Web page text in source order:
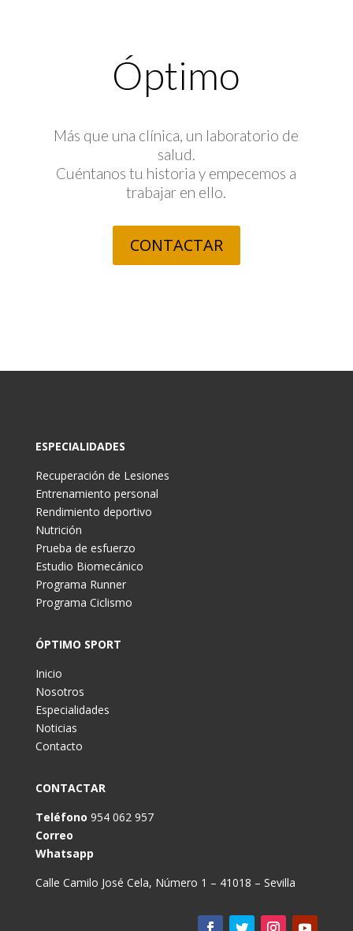
Óptimo
Más que una clínica, un laboratorio de
salud.
Cuéntanos tu historia y empecemos a
trabajar en ello.
CONTACTAR
ESPECIALIDADES
Recuperación de Lesiones
Entrenamiento personal
Rendimiento deportivo
Nutrición
Prueba de esfuerzo
Estudio Biomecánico
Programa Runner
Programa Ciclismo
ÓPTIMO SPORT
Inicio
Nosotros
Especialidades
Noticias
Contacto
CONTACTAR
Teléfono 954 062 957
Correo
Whatsapp
Calle Camilo José Cela, Número 1 – 41018 – Sevilla